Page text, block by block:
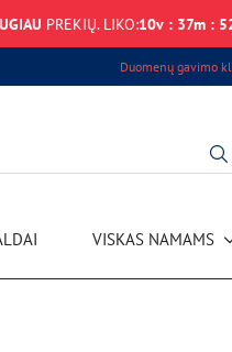
PREKIŲ. LIKO:10v : 37m :
Duomenų gavimo
VISKAS NAMAMS